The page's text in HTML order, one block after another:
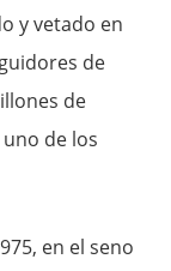
y vetado en
de
de
de los
en el seno